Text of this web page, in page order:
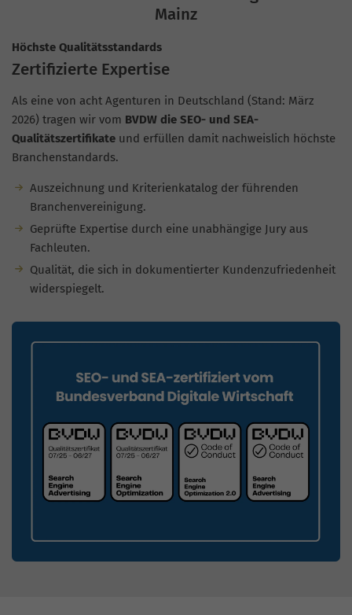
Mainz
Höchste Qualitätsstandards
Zertifizierte Expertise
Als eine von acht Agenturen in Deutschland (Stand: März
2026) tragen wir vom BVDW die SEO- und SEA-
Qualitätszertifikate und erfüllen damit nachweislich höchste
Branchenstandards.
Auszeichnung und Kriterienkatalog der führenden
Branchenvereinigung.
Geprüfte Expertise durch eine unabhängige Jury aus
Fachleuten.
Qualität, die sich in dokumentierter Kundenzufriedenheit
widerspiegelt.